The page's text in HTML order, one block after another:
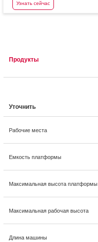
Продукты
Уточнить
Рабочие места
Емкость платформы
Максимальная высота платформы
Максимальная рабочая высота
Длина машины
Узнать сейчас